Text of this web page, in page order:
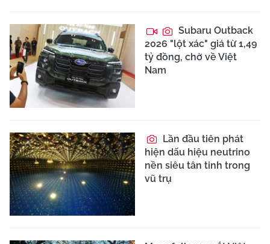
Subaru Outback
2026 "lột xác" giá từ 1,49
tỷ đồng, chờ về Việt
Nam
Lần đầu tiên phát
hiện dấu hiệu neutrino
nền siêu tân tinh trong
vũ trụ